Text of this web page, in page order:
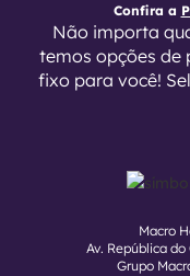
Confira a
Não importa
temos opções de
fixo para você!
Macro
Av. República
Grupo